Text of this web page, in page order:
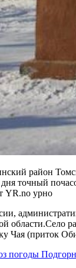
район
точный
YR.no урно
области.Село
Чая (приток
погоды